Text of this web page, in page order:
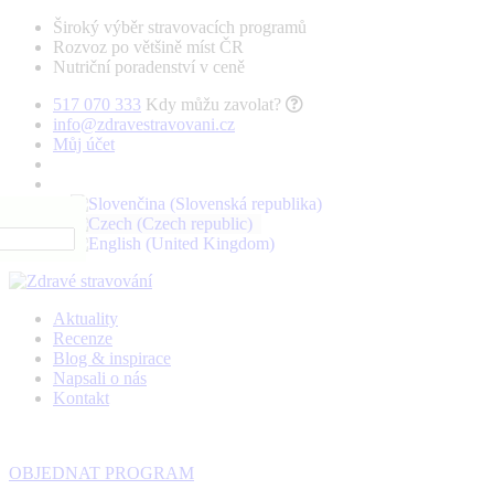
Široký výběr stravovacích programů
Rozvoz po většině míst ČR
Nutriční poradenství v ceně
517 070 333 Kdy můžu zavolat?
info@zdravestravovani.cz
Můj účet
Aktuality
Recenze
Blog & inspirace
Napsali o nás
Kontakt
OBJEDNAT PROGRAM